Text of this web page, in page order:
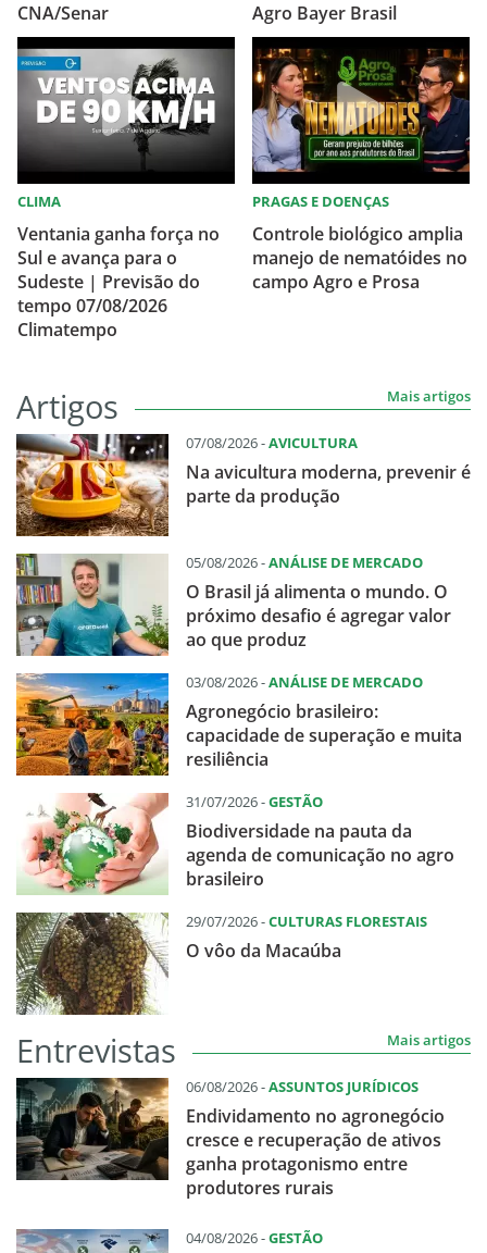
CNA/Senar
Agro Bayer Brasil
CLIMA
Ventania ganha força no
Sul e avança para o
Sudeste | Previsão do
tempo 07/08/2026
Climatempo
PRAGAS E DOENÇAS
Controle biológico amplia
manejo de nematóides no
campo Agro e Prosa
Artigos Mais artigos
07/08/2026 -AVICULTURA
Na avicultura moderna, prevenir é
parte da produção
05/08/2026 -ANÁLISE DE MERCADO
O Brasil já alimenta o mundo. O
próximo desafio é agregar valor
ao que produz
03/08/2026 -ANÁLISE DE MERCADO
Agronegócio brasileiro:
capacidade de superação e muita
resiliência
31/07/2026 -GESTÃO
Biodiversidade na pauta da
agenda de comunicação no agro
brasileiro
29/07/2026 -CULTURAS FLORESTAIS
O vôo da Macaúba
Entrevistas Mais artigos
06/08/2026 -ASSUNTOS JURÍDICOS
Endividamento no agronegócio
cresce e recuperação de ativos
ganha protagonismo entre
produtores rurais
04/08/2026 -GESTÃO